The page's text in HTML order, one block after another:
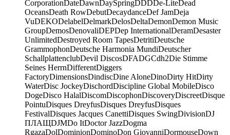
CorporationDateDawnDaySpringDDDDe-LiteDead
OceansDeath RowDebutDecaydanceDef JamDeja
VuDEKODelabelDelmarkDelosDeltaDemonDemon Music
GroupDemosDenovaliDEPDep InternationalDeramDesaster
UnlimitedDestroyed Room TapesDetritiDeutsche
GrammophonDeutsche Harmonia MundiDeutscher
SchallplattenclubDevil DiscosDFADGCdh2Die Stimme
Seines HerrnDifferentDiggers
FactoryDimensionsDindiscDine AloneDinoDirty HitDirty
WaterDisc JockeyDischordDiscipline Global MobileDisco
DogeDisco HalalDiscomDiscophonDiscoveryDiscreetDisque
PointuDisques DreyfusDisques DreyfusDisques
FestivalDisques Jacques CanettiDisques SwingDivisionDJ
ПЛАЩDJMDo ItDoctor JazzDogma
RgazaDolDominionDominoDon GiovanniDormouseDown